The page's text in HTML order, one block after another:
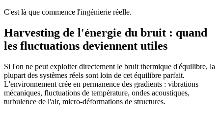
C'est là que commence l'ingénierie réelle.
Harvesting de l'énergie du bruit : quand
les fluctuations deviennent utiles
Si l'on ne peut exploiter directement le bruit thermique d'équilibre, la
plupart des systèmes réels sont loin de cet équilibre parfait.
L'environnement crée en permanence des gradients : vibrations
mécaniques, fluctuations de température, ondes acoustiques,
turbulence de l'air, micro-déformations de structures.